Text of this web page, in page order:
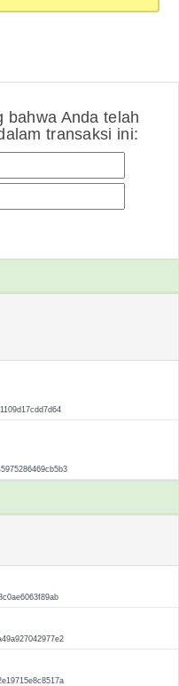
bahwa Anda telah
transaksi ini: